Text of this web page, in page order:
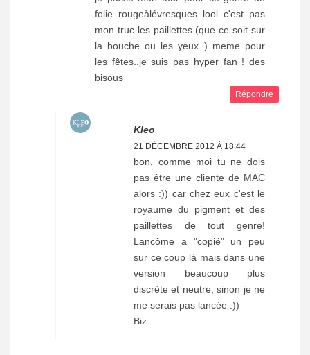
folie rougeàlévresques lool c'est pas
mon truc les paillettes (que ce soit sur
la bouche ou les yeux..) meme pour
les fêtes..je suis pas hyper fan ! des
bisous
Répondre
Kleo
21 DÉCEMBRE 2012 À 18:44
bon, comme moi tu ne dois
pas être une cliente de MAC
alors :)) car chez eux c'est le
royaume du pigment et des
paillettes de tout genre!
Lancôme a "copié" un peu
sur ce coup là mais dans une
version beaucoup plus
discrète et neutre, sinon je ne
me serais pas lancée :))
Biz